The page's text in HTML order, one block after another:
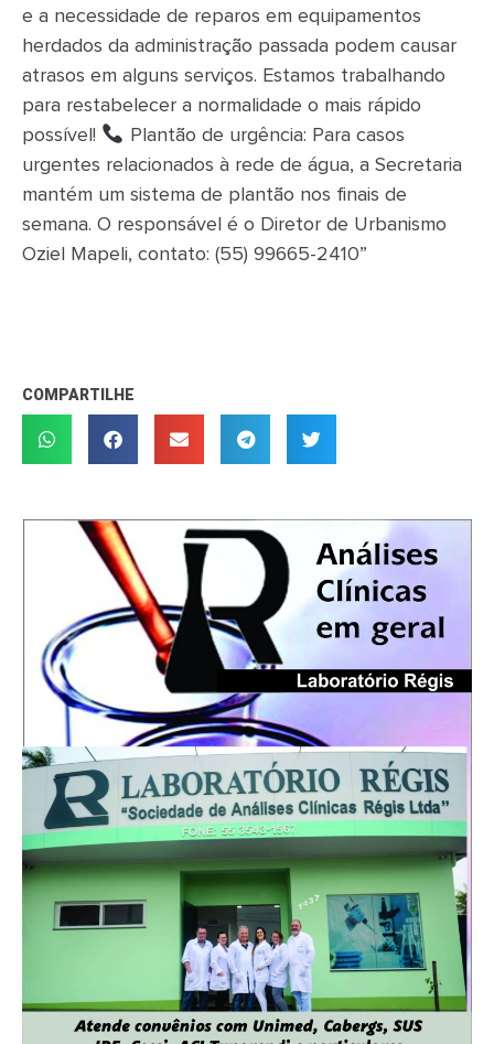
e a necessidade de reparos em equipamentos
herdados da administração passada podem causar
atrasos em alguns serviços. Estamos trabalhando
para restabelecer a normalidade o mais rápido
possível!
Plantão de urgência: Para casos
urgentes relacionados à rede de água, a Secretaria
mantém um sistema de plantão nos finais de
semana. O responsável é o Diretor de Urbanismo
Oziel Mapeli, contato: (55) 99665-2410”
COMPARTILHE